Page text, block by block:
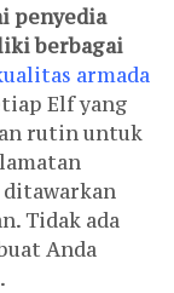
penyedia
berbagai
armada
Elf yang
rutin untuk
ditawarkan
Tidak ada
Anda